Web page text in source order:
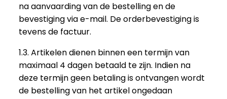
na aanvaarding van de bestelling en de
bevestiging via e-mail. De orderbevestiging is
tevens de factuur.
1.3. Artikelen dienen binnen een termijn van
maximaal 4 dagen betaald te zijn. Indien na
deze termijn geen betaling is ontvangen wordt
de bestelling van het artikel ongedaan